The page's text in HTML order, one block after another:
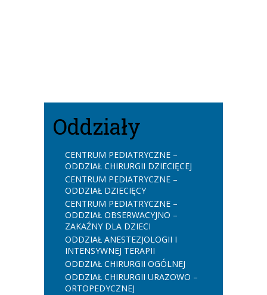
Oddziały
CENTRUM PEDIATRYCZNE –
ODDZIAŁ CHIRURGII DZIECIĘCEJ
CENTRUM PEDIATRYCZNE –
ODDZIAŁ DZIECIĘCY
CENTRUM PEDIATRYCZNE –
ODDZIAŁ OBSERWACYJNO –
ZAKAŹNY DLA DZIECI
ODDZIAŁ ANESTEZJOLOGII I
INTENSYWNEJ TERAPII
ODDZIAŁ CHIRURGII OGÓLNEJ
ODDZIAŁ CHIRURGII URAZOWO –
ORTOPEDYCZNEJ